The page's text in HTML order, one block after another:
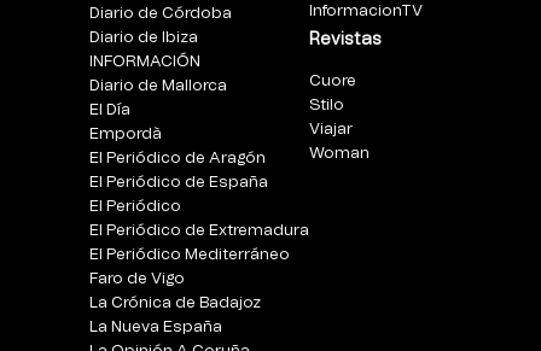
Diario de Córdoba
Diario de Ibiza
INFORMACIÓN
Diario de Mallorca
El Día
Empordà
El Periódico de Aragón
El Periódico de España
El Periódico
El Periódico de Extremadura
El Periódico Mediterráneo
Faro de Vigo
La Crónica de Badajoz
La Nueva España
InformacionTV
Revistas
Cuore
Stilo
Viajar
Woman